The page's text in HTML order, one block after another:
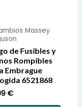
Massey
de Fusibles y
Rompibles
Embrague
6521868
€